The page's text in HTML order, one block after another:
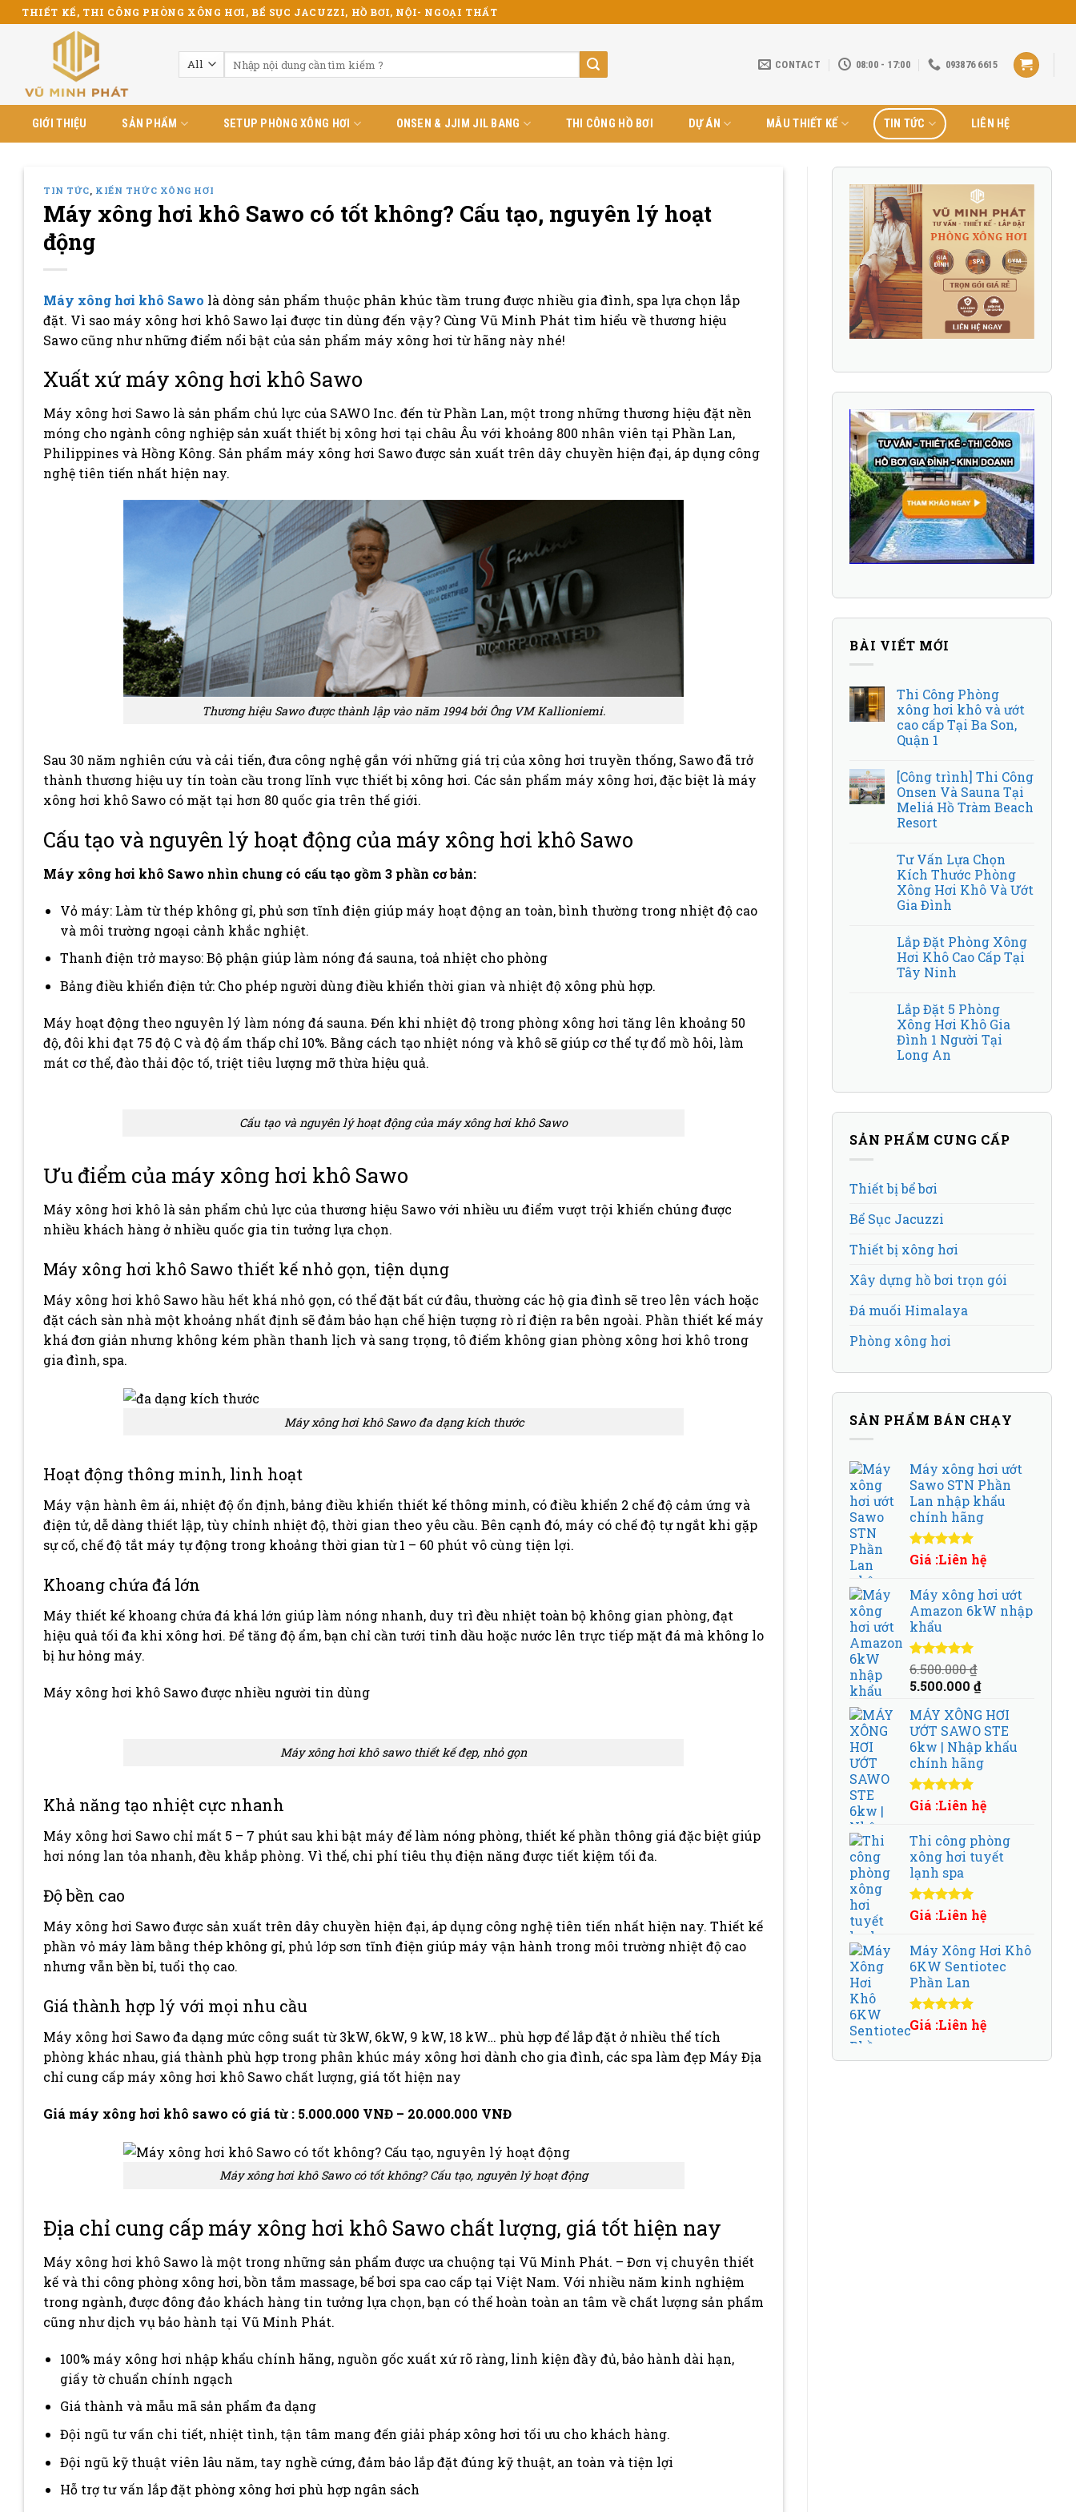
Skip
to
THIẾT KẾ, THI CÔNG PHÒNG XÔNG HƠI, BỂ SỤC JACUZZI, HỒ BƠI, NỘI- NGOẠI THẤT
kiếm:
CONTACT 08:00 - 17:00 093876 6615
GIỚI THIỆU SẢN PHẨM SETUP PHÒNG XÔNG HƠI ONSEN & JJIM JIL BANG THI CÔNG HỒ BƠI DỰ ÁN MẪU THIẾT KẾ TIN TỨC LIÊN HỆ
TIN TỨC, KIẾN THỨC XÔNG HƠI
Máy xông hơi khô Sawo có tốt không? Cấu tạo, nguyên lý hoạt
động
Máy xông hơi khô Sawo là dòng sản phẩm thuộc phân khúc tầm trung được nhiều gia đình, spa lựa chọn lắp
đặt. Vì sao máy xông hơi khô Sawo lại được tin dùng đến vậy? Cùng Vũ Minh Phát tìm hiểu về thương hiệu
Sawo cũng như những điểm nổi bật của sản phẩm máy xông hơi từ hãng này nhé!
Xuất xứ máy xông hơi khô Sawo
Máy xông hơi Sawo là sản phẩm chủ lực của SAWO Inc. đến từ Phần Lan, một trong những thương hiệu đặt nền
móng cho ngành công nghiệp sản xuất thiết bị xông hơi tại châu Âu với khoảng 800 nhân viên tại Phần Lan,
Philippines và Hồng Kông. Sản phẩm máy xông hơi Sawo được sản xuất trên dây chuyền hiện đại, áp dụng công
nghệ tiên tiến nhất hiện nay.
Thương hiệu Sawo được thành lập vào năm 1994 bởi Ông VM Kallioniemi.
Sau 30 năm nghiên cứu và cải tiến, đưa công nghệ gắn với những giá trị của xông hơi truyền thống, Sawo đã trở
thành thương hiệu uy tín toàn cầu trong lĩnh vực thiết bị xông hơi. Các sản phẩm máy xông hơi, đặc biệt là máy
xông hơi khô Sawo có mặt tại hơn 80 quốc gia trên thế giới.
Cấu tạo và nguyên lý hoạt động của máy xông hơi khô Sawo
Máy xông hơi khô Sawo nhìn chung có cấu tạo gồm 3 phần cơ bản:
Vỏ máy: Làm từ thép không gỉ, phủ sơn tĩnh điện giúp máy hoạt động an toàn, bình thường trong nhiệt độ cao
và môi trường ngoại cảnh khắc nghiệt.
Thanh điện trở mayso: Bộ phận giúp làm nóng đá sauna, toả nhiệt cho phòng
Bảng điều khiển điện tử: Cho phép người dùng điều khiển thời gian và nhiệt độ xông phù hợp.
Máy hoạt động theo nguyên lý làm nóng đá sauna. Đến khi nhiệt độ trong phòng xông hơi tăng lên khoảng 50
độ, đôi khi đạt 75 độ C và độ ẩm thấp chỉ 10%. Bằng cách tạo nhiệt nóng và khô sẽ giúp cơ thể tự đổ mồ hôi, làm
mát cơ thể, đào thải độc tố, triệt tiêu lượng mỡ thừa hiệu quả.
Cấu tạo và nguyên lý hoạt động của máy xông hơi khô Sawo
Ưu điểm của máy xông hơi khô Sawo
Máy xông hơi khô là sản phẩm chủ lực của thương hiệu Sawo với nhiều ưu điểm vượt trội khiến chúng được
nhiều khách hàng ở nhiều quốc gia tin tưởng lựa chọn.
Máy xông hơi khô Sawo thiết kế nhỏ gọn, tiện dụng
Máy xông hơi khô Sawo hầu hết khá nhỏ gọn, có thể đặt bất cứ đâu, thường các hộ gia đình sẽ treo lên vách hoặc
đặt cách sàn nhà một khoảng nhất định sẽ đảm bảo hạn chế hiện tượng rò rỉ điện ra bên ngoài. Phần thiết kế máy
khá đơn giản nhưng không kém phần thanh lịch và sang trọng, tô điểm không gian phòng xông hơi khô trong
gia đình, spa.
Máy xông hơi khô Sawo đa dạng kích thước
Hoạt động thông minh, linh hoạt
Máy vận hành êm ái, nhiệt độ ổn định, bảng điều khiển thiết kế thông minh, có điều khiển 2 chế độ cảm ứng và
điện tử, dễ dàng thiết lập, tùy chỉnh nhiệt độ, thời gian theo yêu cầu. Bên cạnh đó, máy có chế độ tự ngắt khi gặp
sự cố, chế độ tắt máy tự động trong khoảng thời gian từ 1 – 60 phút vô cùng tiện lợi.
Khoang chứa đá lớn
Máy thiết kế khoang chứa đá khá lớn giúp làm nóng nhanh, duy trì đều nhiệt toàn bộ không gian phòng, đạt
hiệu quả tối đa khi xông hơi. Để tăng độ ẩm, bạn chỉ cần tưới tinh dầu hoặc nước lên trực tiếp mặt đá mà không lo
bị hư hỏng máy.
Máy xông hơi khô Sawo được nhiều người tin dùng
Máy xông hơi khô sawo thiết kế đẹp, nhỏ gọn
Khả năng tạo nhiệt cực nhanh
Máy xông hơi Sawo chỉ mất 5 – 7 phút sau khi bật máy để làm nóng phòng, thiết kế phần thông giá đặc biệt giúp
hơi nóng lan tỏa nhanh, đều khắp phòng. Vì thế, chi phí tiêu thụ điện năng được tiết kiệm tối đa.
Độ bền cao
Máy xông hơi Sawo được sản xuất trên dây chuyền hiện đại, áp dụng công nghệ tiên tiến nhất hiện nay. Thiết kế
phần vỏ máy làm bằng thép không gỉ, phủ lớp sơn tĩnh điện giúp máy vận hành trong môi trường nhiệt độ cao
nhưng vẫn bền bỉ, tuổi thọ cao.
Giá thành hợp lý với mọi nhu cầu
Máy xông hơi Sawo đa dạng mức công suất từ 3kW, 6kW, 9 kW, 18 kW… phù hợp để lắp đặt ở nhiều thể tích
phòng khác nhau, giá thành phù hợp trong phân khúc máy xông hơi dành cho gia đình, các spa làm đẹp Máy Địa
chỉ cung cấp máy xông hơi khô Sawo chất lượng, giá tốt hiện nay
Giá máy xông hơi khô sawo có giá từ : 5.000.000 VNĐ – 20.000.000 VNĐ
Máy xông hơi khô Sawo có tốt không? Cấu tạo, nguyên lý hoạt động
Địa chỉ cung cấp máy xông hơi khô Sawo chất lượng, giá tốt hiện nay
Máy xông hơi khô Sawo là một trong những sản phẩm được ưa chuộng tại Vũ Minh Phát. – Đơn vị chuyên thiết
kế và thi công phòng xông hơi, bồn tắm massage, bể bơi spa cao cấp tại Việt Nam. Với nhiều năm kinh nghiệm
trong ngành, được đông đảo khách hàng tin tưởng lựa chọn, bạn có thể hoàn toàn an tâm về chất lượng sản phẩm
cũng như dịch vụ bảo hành tại Vũ Minh Phát.
100% máy xông hơi nhập khẩu chính hãng, nguồn gốc xuất xứ rõ ràng, linh kiện đầy đủ, bảo hành dài hạn,
giấy tờ chuẩn chính ngạch
Giá thành và mẫu mã sản phẩm đa dạng
Đội ngũ tư vấn chi tiết, nhiệt tình, tận tâm mang đến giải pháp xông hơi tối ưu cho khách hàng.
Đội ngũ kỹ thuật viên lâu năm, tay nghề cứng, đảm bảo lắp đặt đúng kỹ thuật, an toàn và tiện lợi
Hỗ trợ tư vấn lắp đặt phòng xông hơi phù hợp ngân sách
BÀI VIẾT MỚI
Thi Công Phòng
xông hơi khô và ướt
cao cấp Tại Ba Son,
Quận 1
[Công trình] Thi Công
Onsen Và Sauna Tại
Meliá Hồ Tràm Beach
Resort
Tư Vấn Lựa Chọn
Kích Thước Phòng
Xông Hơi Khô Và Ướt
Gia Đình
Lắp Đặt Phòng Xông
Hơi Khô Cao Cấp Tại
Tây Ninh
Lắp Đặt 5 Phòng
Xông Hơi Khô Gia
Đình 1 Người Tại
Long An
SẢN PHẨM CUNG CẤP
Thiết bị bể bơi
Bể Sục Jacuzzi
Thiết bị xông hơi
Xây dựng hồ bơi trọn gói
Đá muối Himalaya
Phòng xông hơi
SẢN PHẨM BÁN CHẠY
Máy xông hơi ướt
Sawo STN Phần
Lan nhập khẩu
chính hãng
Được xếp
Giá :Liên hệ
Máy xông hơi ướt
Amazon 6kW nhập
khẩu
Được xếp
hạng5.005
sao
6.500.000₫
Giá
là:
6.500.000 ₫.
5.500.000 ₫Giá
tại
là:
5.500.000 ₫.
MÁY XÔNG HƠI
ƯỚT SAWO STE
6kw | Nhập khẩu
chính hãng
Được xếp
Giá :Liên hệ
Thi công phòng
xông hơi tuyết
lạnh spa
Được xếp
Giá :Liên hệ
Máy Xông Hơi Khô
6KW Sentiotec
Phần Lan
Được xếp
hạng
Giá :Liên hệ